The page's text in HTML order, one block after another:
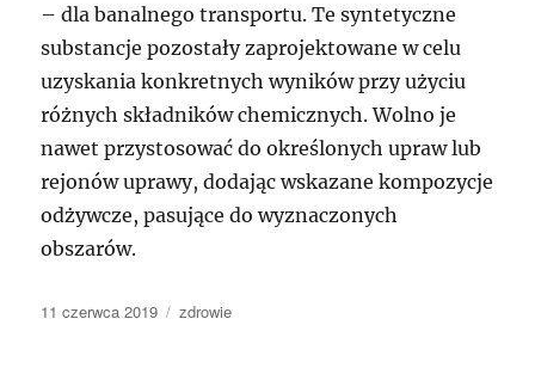
– dla banalnego transportu. Te syntetyczne
substancje pozostały zaprojektowane w celu
uzyskania konkretnych wyników przy użyciu
różnych składników chemicznych. Wolno je
nawet przystosować do określonych upraw lub
rejonów uprawy, dodając wskazane kompozycje
odżywcze, pasujące do wyznaczonych
obszarów.
Data
11 czerwca 2019 Kategorie
zdrowie